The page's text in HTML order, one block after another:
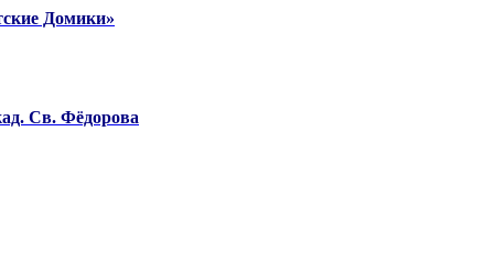
Домики»
Св. Фёдорова